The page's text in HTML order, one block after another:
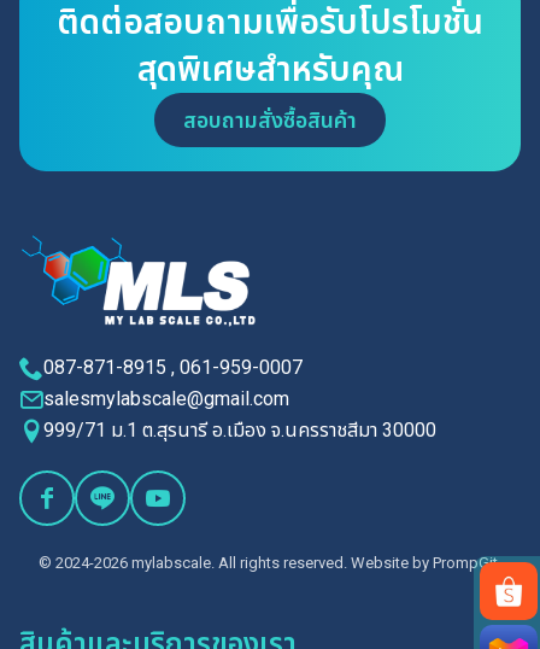
ติดต่อสอบถามเพื่อรับโปรโมชั่น
สุดพิเศษสำหรับคุณ
สอบถามสั่งซื้อสินค้า
087-871-8915 , 061-959-0007
salesmylabscale@gmail.com
999/71 ม.1 ต.สุรนารี อ.เมือง จ.นครราชสีมา 30000
© 2024-2026 mylabscale. All rights reserved. Website by PrompGit.